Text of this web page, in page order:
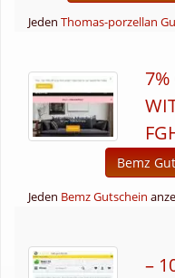
Jeden Thomas-porzellan
7%
Bemz
Jeden Bemz Gutschein
–